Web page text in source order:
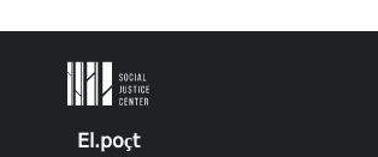
El.poçt